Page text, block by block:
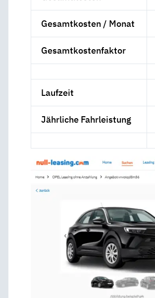
Gesamtkosten / Monat
Gesamtkostenfaktor
Laufzeit
Jährliche Fahrleistung